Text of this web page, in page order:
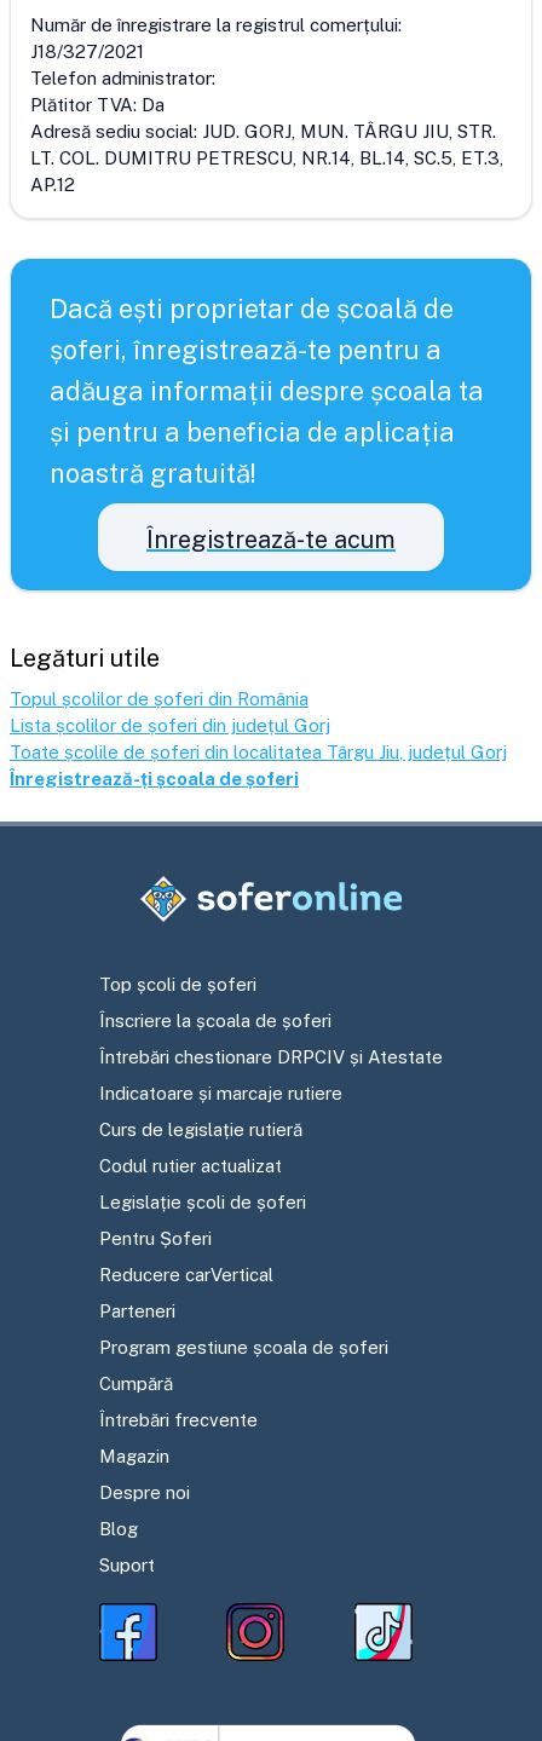
Număr de înregistrare la registrul comerțului:
J18/327/2021
Telefon administrator:
Plătitor TVA: Da
Adresă sediu social: JUD. GORJ, MUN. TÂRGU JIU, STR.
LT. COL. DUMITRU PETRESCU, NR.14, BL.14, SC.5, ET.3,
AP.12
Dacă ești proprietar de școală de
șoferi, înregistrează-te pentru a
adăuga informații despre școala ta
și pentru a beneficia de aplicația
noastră gratuită!
Înregistrează-te acum
Legături utile
Topul școlilor de șoferi din România
Lista școlilor de șoferi din județul Gorj
Toate școlile de șoferi din localitatea Târgu Jiu , județul Gorj
Înregistrează-ți școala de șoferi
Top școli de șoferi
Înscriere la școala de șoferi
Întrebări chestionare DRPCIV și Atestate
Indicatoare și marcaje rutiere
Curs de legislație rutieră
Codul rutier actualizat
Legislație școli de șoferi
Pentru Șoferi
Reducere carVertical
Parteneri
Program gestiune școala de șoferi
Cumpără
Întrebări frecvente
Magazin
Despre noi
Blog
Suport